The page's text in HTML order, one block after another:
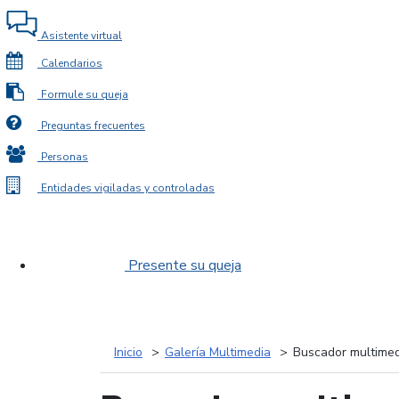
Asistente virtual
Calendarios
Formule su queja
Preguntas frecuentes
Personas
Entidades vigiladas y controladas
Presente su queja
Inicio Galería Multimedia Buscador